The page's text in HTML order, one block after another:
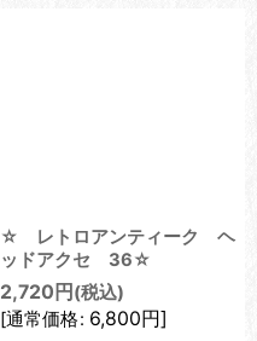
☆ レトロアンティーク ヘ
ッドアクセ 36☆
2,720 円 (税込)
[通常価格: 6,800円]